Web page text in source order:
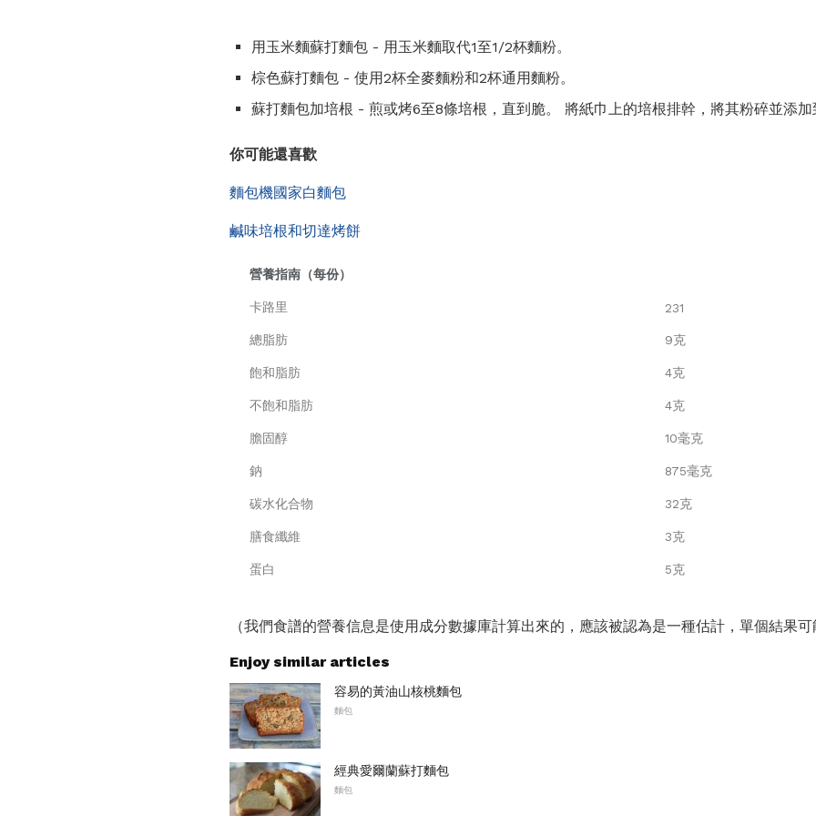
用玉米麵蘇打麵包 - 用玉米麵取代1至1/2杯麵粉。
棕色蘇打麵包 - 使用2杯全麥麵粉和2杯通用麵粉。
蘇打麵包加培根 - 煎或烤6至8條培根，直到脆。 將紙巾上的培根排幹，將其粉碎並添加
你可能還喜歡
麵包機國家白麵包
鹹味培根和切達烤餅
營養指南（每份）
卡路里 231
總脂肪 9克
飽和脂肪 4克
不飽和脂肪 4克
膽固醇 10毫克
鈉 875毫克
碳水化合物 32克
膳食纖維 3克
蛋白 5克
（我們食譜的營養信息是使用成分數據庫計算出來的，應該被認為是一種估計，單個結果可
Enjoy similar articles
容易的黃油山核桃麵包
麵包
經典愛爾蘭蘇打麵包
麵包